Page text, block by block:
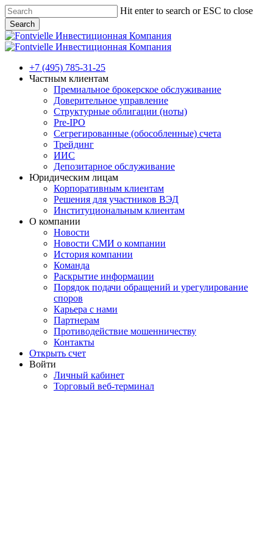
Skip
to
main
content
Hit enter to search or ESC to close
Search
Close
Search
Menu
+7 (495) 785-31-25
Частным клиентам
Премиальное брокерское обслуживание
Доверительное управление
Структурные облигации (ноты)
Pre-IPO
Сегрегированные (обособленные) счета
Трейдинг
ИИС
Депозитарное обслуживание
Юридическим лицам
Корпоративным клиентам
Решения для участников ВЭД
Институциональным клиентам
О компании
Новости
Новости СМИ о компании
История компании
Команда
Раскрытие информации
Порядок подачи обращений и урегулирование
споров
Карьера с нами
Партнерам
Противодействие мошенничеству
Контакты
Открыть счет
Войти
Личный кабинет
Торговый веб-терминал